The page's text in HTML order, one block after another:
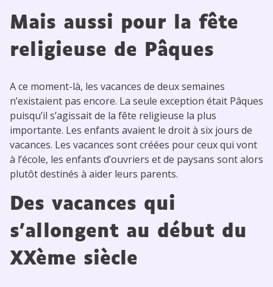
Mais aussi pour la fête
religieuse de Pâques
A ce moment-là, les vacances de deux semaines
n’existaient pas encore. La seule exception était Pâques
puisqu’il s’agissait de la fête religieuse la plus
importante. Les enfants avaient le droit à six jours de
vacances. Les vacances sont créées pour ceux qui vont
à l’école, les enfants d’ouvriers et de paysans sont alors
plutôt destinés à aider leurs parents.
Des vacances qui
s’allongent au début du
XXème siècle